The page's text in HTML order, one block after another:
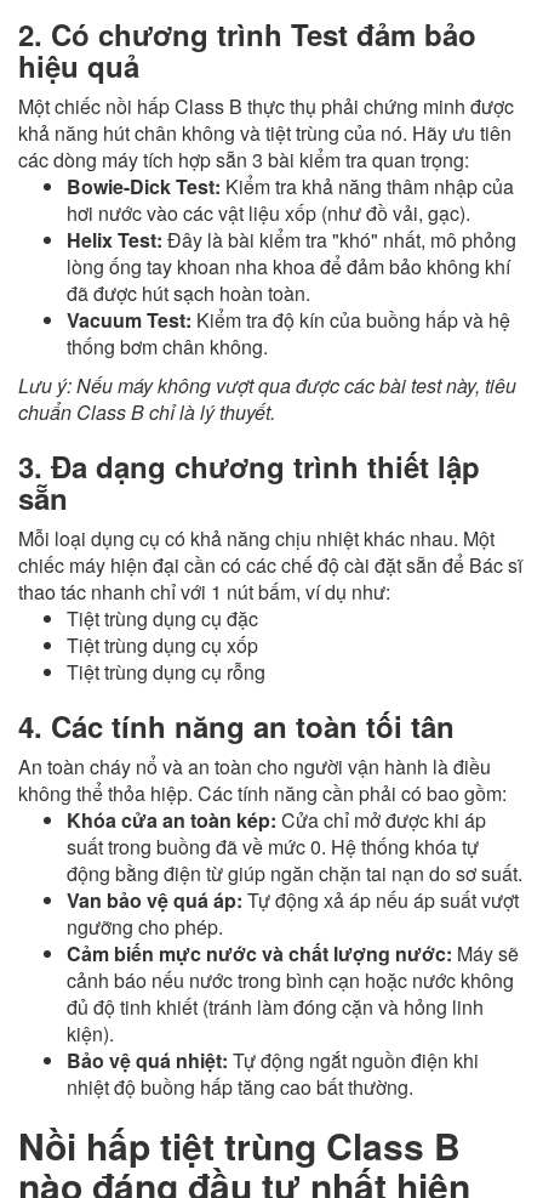
2. Có chương trình Test đảm bảo
hiệu quả
Một chiếc nồi hấp Class B thực thụ phải chứng minh được
khả năng hút chân không và tiệt trùng của nó. Hãy ưu tiên
các dòng máy tích hợp sẵn 3 bài kiểm tra quan trọng:
Bowie-Dick Test: Kiểm tra khả năng thâm nhập của
hơi nước vào các vật liệu xốp (như đồ vải, gạc).
Helix Test: Đây là bài kiểm tra "khó" nhất, mô phỏng
lòng ống tay khoan nha khoa để đảm bảo không khí
đã được hút sạch hoàn toàn.
Vacuum Test: Kiểm tra độ kín của buồng hấp và hệ
thống bơm chân không.
Lưu ý: Nếu máy không vượt qua được các bài test này, tiêu
chuẩn Class B chỉ là lý thuyết.
3. Đa dạng chương trình thiết lập
sẵn
Mỗi loại dụng cụ có khả năng chịu nhiệt khác nhau. Một
chiếc máy hiện đại cần có các chế độ cài đặt sẵn để Bác sĩ
thao tác nhanh chỉ với 1 nút bấm, ví dụ như:
Tiệt trùng dụng cụ đặc
Tiệt trùng dụng cụ xốp
Tiệt trùng dụng cụ rỗng
4. Các tính năng an toàn tối tân
An toàn cháy nổ và an toàn cho người vận hành là điều
không thể thỏa hiệp. Các tính năng cần phải có bao gồm:
Khóa cửa an toàn kép: Cửa chỉ mở được khi áp
suất trong buồng đã về mức 0. Hệ thống khóa tự
động bằng điện từ giúp ngăn chặn tai nạn do sơ suất.
Van bảo vệ quá áp: Tự động xả áp nếu áp suất vượt
ngưỡng cho phép.
Cảm biến mực nước và chất lượng nước: Máy sẽ
cảnh báo nếu nước trong bình cạn hoặc nước không
đủ độ tinh khiết (tránh làm đóng cặn và hỏng linh
kiện).
Bảo vệ quá nhiệt: Tự động ngắt nguồn điện khi
nhiệt độ buồng hấp tăng cao bất thường.
Nồi hấp tiệt trùng Class B
nào đáng đầu tư nhất hiện